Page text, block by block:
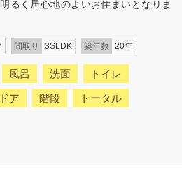
るく居心地のよいお住まいとなりま
間取り 3SLDK 築年数 20年
風呂 洗面 トイレ
ア 階段 トータル